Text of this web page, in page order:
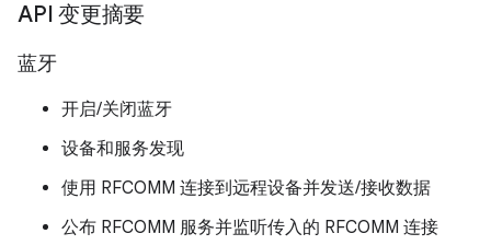
API 变更摘要
蓝牙
开启/关闭蓝牙
设备和服务发现
使用 RFCOMM 连接到远程设备并发送/接收数据
公布 RFCOMM 服务并监听传入的 RFCOMM 连接